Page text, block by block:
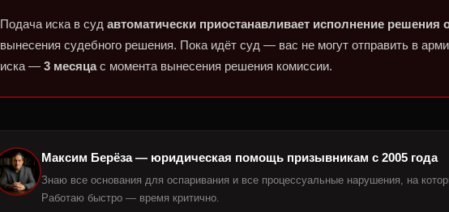
Подача иска в суд автоматически приостанавливает исполнение решения
вынесения судебного решения. Пока идёт суд — вас не могут отправить в
иска — 3 месяцас момента вынесения решения комиссии.
Максим Берёза — юридическая помощь призывникам с 2005 года
Знаю все основания для оспаривания и все процессуальные нарушения, на
Работаю быстро — время критично.